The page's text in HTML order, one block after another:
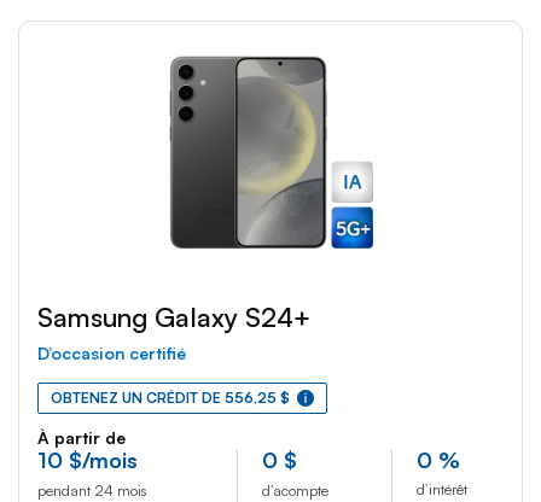
Samsung Galaxy S24+
D’occasion certifié
OBTENEZ UN CRÉDIT DE 556,25 $
À partir de
10 $/mois
pendant 24 mois
0 $
d’acompte
0 %
d’intérêt